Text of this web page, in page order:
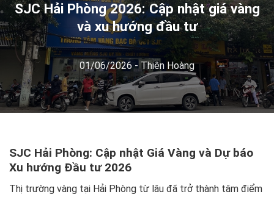
SJC Hải Phòng 2026: Cập nhật giá vàng
và xu hướng đầu tư
01/06/2026 - Thiên Hoàng
SJC Hải Phòng: Cập nhật Giá Vàng và Dự báo
Xu hướng Đầu tư 2026
Thị trường vàng tại Hải Phòng từ lâu đã trở thành tâm điểm